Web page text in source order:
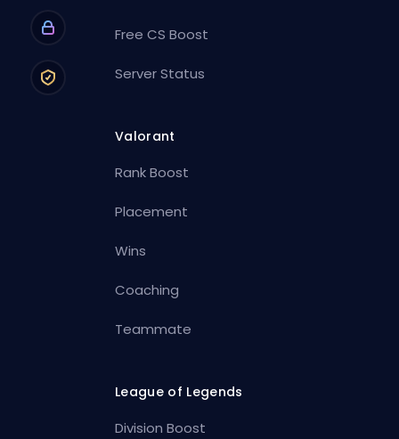
Free CS Boost
Server Status
Valorant
Rank Boost
Placement
Wins
Coaching
Teammate
League of Legends
Division Boost